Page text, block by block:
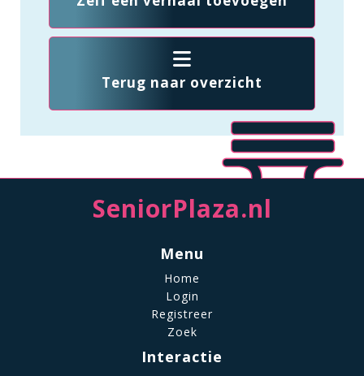
Terug naar overzicht
SeniorPlaza.nl
Menu
Home
Login
Registreer
Zoek
Interactie